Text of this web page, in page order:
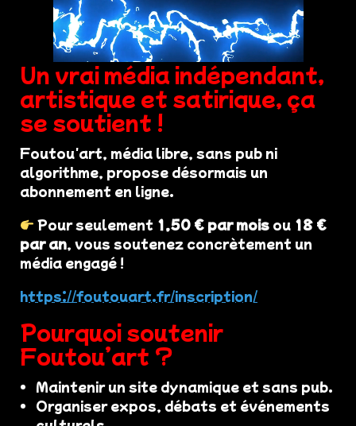
Un vrai média indépendant,
artistique et satirique, ça
se soutient !
Foutou'art, média libre, sans pub ni
algorithme, propose désormais un
abonnement en ligne.
Pour seulement 1,50 € par mois ou 18 €
par an, vous soutenez concrètement un
média engagé !
https://foutouart.fr/inscription/
Pourquoi soutenir
Foutou’art ?
Maintenir un site dynamique et sans pub.
Organiser expos, débats et événements